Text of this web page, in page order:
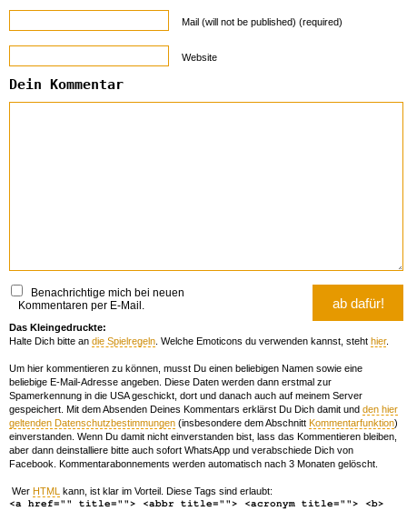
Mail (will not be published) (required)
Website
Dein Kommentar
Benachrichtige mich bei neuen
Kommentaren per E-Mail.
Das Kleingedruckte:
Halte Dich bitte an die Spielregeln . Welche Emoticons du verwenden kannst, steht hier.
Um hier kommentieren zu können, musst Du einen beliebigen Namen sowie eine
beliebige E-Mail-Adresse angeben. Diese Daten werden dann erstmal zur
Spamerkennung in die USA geschickt, dort und danach auch auf meinem Server
gespeichert. Mit dem Absenden Deines Kommentars erklärst Du Dich damit und den hier
geltenden Datenschutzbestimmungen (insbesondere dem Abschnitt Kommentarfunktion)
einverstanden. Wenn Du damit nicht einverstanden bist, lass das Kommentieren bleiben,
aber dann deinstalliere bitte auch sofort WhatsApp und verabschiede Dich von
Facebook. Kommentarabonnements werden automatisch nach 3 Monaten gelöscht.
Wer HTML kann, ist klar im Vorteil. Diese Tags sind erlaubt:
<a href="" title=""> <abbr title=""> <acronym title=""> <b>